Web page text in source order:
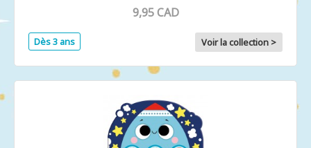
9,95 CAD
Dès 3 ans Voir la collection >